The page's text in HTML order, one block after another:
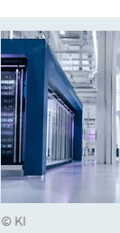
© KI